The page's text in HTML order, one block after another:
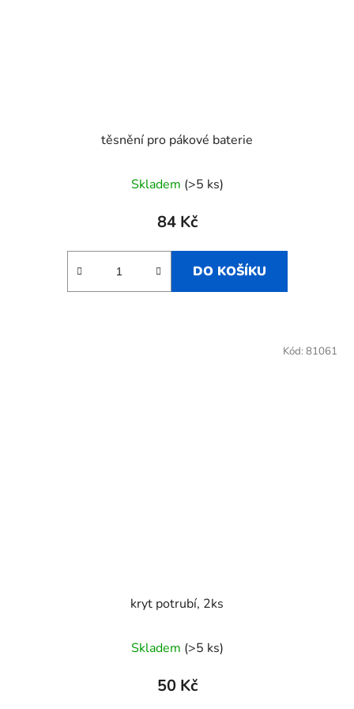
těsnění pro pákové baterie
Skladem (>5 ks)
84 Kč
DO KOŠÍKU
kryt potrubí, 2ks
Skladem (>5 ks)
50 Kč
Kód: 81061